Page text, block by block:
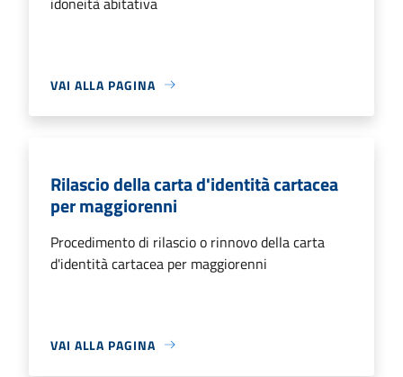
VAI ALLA PAGINA
Rilascio della carta d'identità cartacea
per maggiorenni
Procedimento di rilascio o rinnovo della carta
d'identità cartacea per maggiorenni
VAI ALLA PAGINA